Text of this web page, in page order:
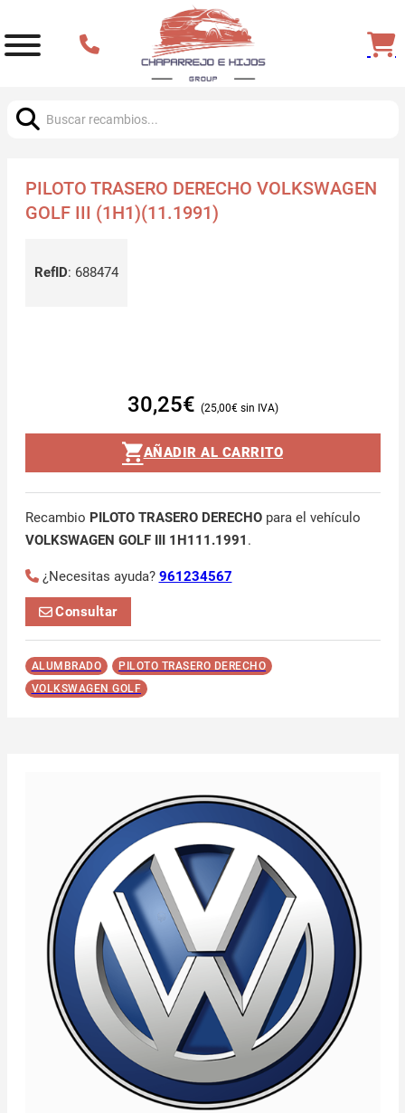
PILOTO TRASERO DERECHO VOLKSWAGEN
GOLF III (1H1)(11.1991)
RefID: 688474
30,25€ 25,00€
AÑADIR AL CARRITO
Recambio PILOTO TRASERO DERECHOpara el vehículo
VOLKSWAGEN GOLF III 1H111.1991 .
¿Necesitas ayuda? 961234567
Consultar
ALUMBRADO
PILOTO TRASERO DERECHO
VOLKSWAGEN GOLF